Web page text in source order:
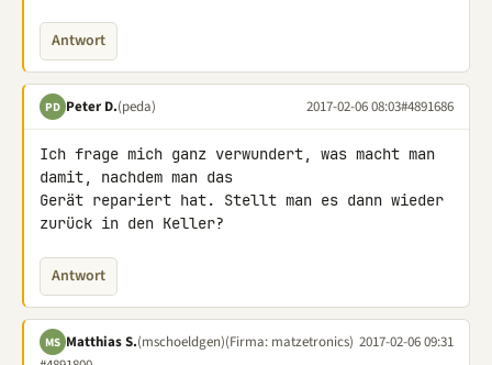
Antwort
PD Peter D.(peda) 2017-02-06 08:03#4891686
Ich frage mich ganz verwundert, was macht man
damit, nachdem man das
Gerät repariert hat. Stellt man es dann wieder
zurück in den Keller?
Antwort
MS Matthias S.(mschoeldgen)(Firma: matzetronics) 2017-02-06 09:31